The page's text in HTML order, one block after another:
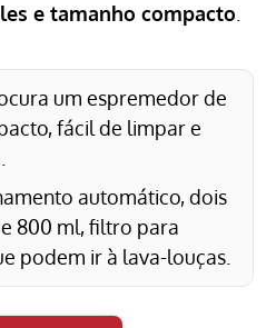
e tamanho compacto
um espremedor de
fácil de limpar e
automático, dois
800 ml, filtro para
podem ir à lava-louças.